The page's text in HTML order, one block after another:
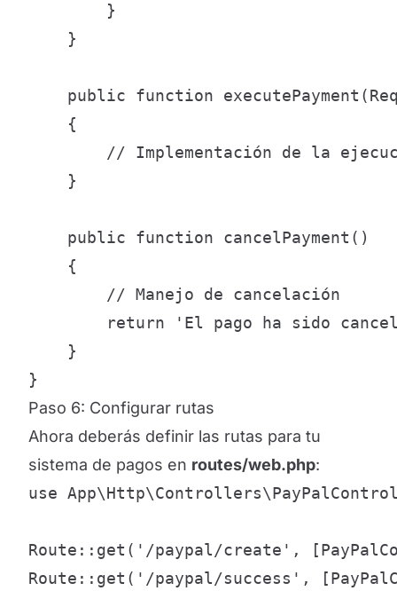
        }
    }
public function
    {
// Implementación de la
    }
    public function cancelPayment()
    {
        // Manejo de cancelación
return 'El pago ha sido
    }
}
Paso 6: Configurar rutas
Ahora deberás definir las rutas para tu
sistema de pagos en routes/web.php:
use
Route::get('/paypal/create',
Route::get('/paypal/success',